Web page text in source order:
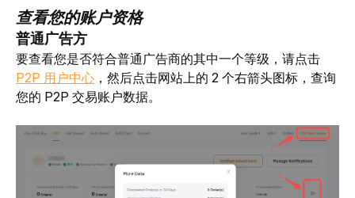
查看您的账户资格
普通广告方
要查看您是否符合普通广告商
P2P 用户中心 ，然后点击网站上的 2 个右箭头图标，查询
您的 P2P 交易账户数据。